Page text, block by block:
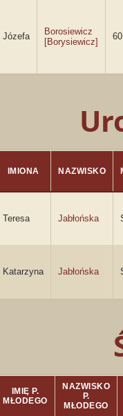
Józefa
Borosiewicz
[Borysiewicz]
60
IMIONA NAZWISKO
Teresa Jabłońska
Katarzyna Jabłońska
IMIĘ P.
MŁODEGO
NAZWISKO
P.
MŁODEGO